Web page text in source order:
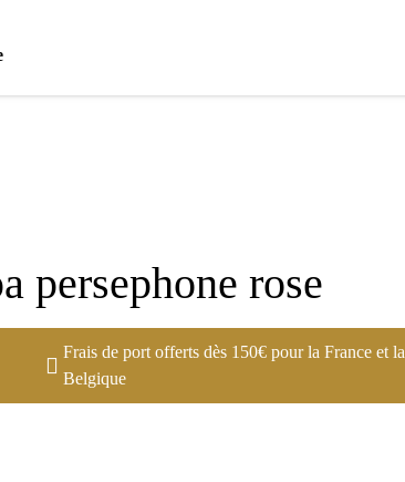
persephone rose
Frais de port offerts dès 150€ pour la France et la
Belgique